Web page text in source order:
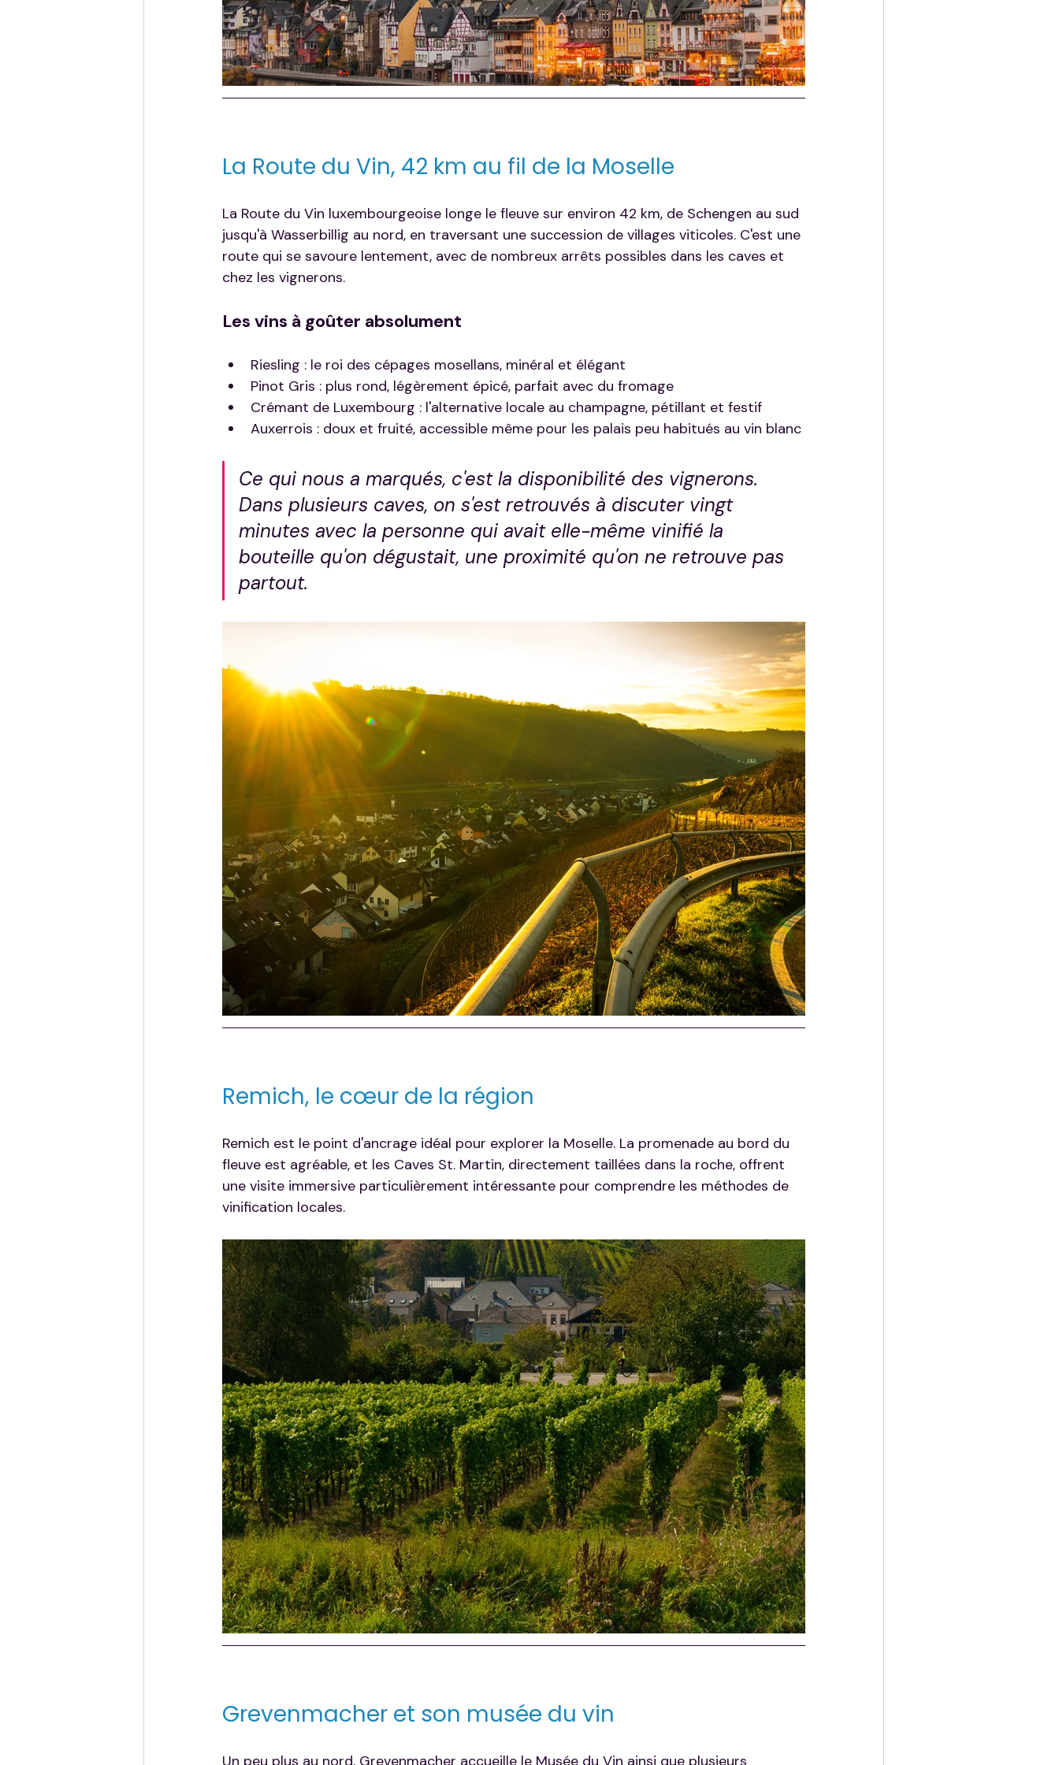
La Route du Vin, 42 km au fil de la Moselle
La Route du Vin luxembourgeoise longe le fleuve sur environ 42 km, de Schengen au sud
jusqu'à Wasserbillig au nord, en traversant une succession de villages viticoles. C'est une
route qui se savoure lentement, avec de nombreux arrêts possibles dans les caves et
chez les vignerons.
Les vins à goûter absolument
Riesling : le roi des cépages mosellans, minéral et élégant
Pinot Gris : plus rond, légèrement épicé, parfait avec du fromage
Crémant de Luxembourg : l'alternative locale au champagne, pétillant et festif
Auxerrois : doux et fruité, accessible même pour les palais peu habitués au vin blanc
Ce qui nous a marqués, c'est la disponibilité des vignerons.
Dans plusieurs caves, on s'est retrouvés à discuter vingt
minutes avec la personne qui avait elle-même vinifié la
bouteille qu'on dégustait, une proximité qu'on ne retrouve pas
partout.
Remich, le cœur de la région
Remich est le point d'ancrage idéal pour explorer la Moselle. La promenade au bord du
fleuve est agréable, et les Caves St. Martin, directement taillées dans la roche, offrent
une visite immersive particulièrement intéressante pour comprendre les méthodes de
vinification locales.
Grevenmacher et son musée du vin
Un peu plus au nord, Grevenmacher accueille le Musée du Vin ainsi que plusieurs